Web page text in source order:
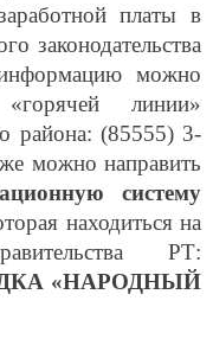
платы в
законодательства
можно
линии»
района: (85555) 3-
можно направить
систему
находиться на
РТ:
«НАРОДНЫЙ